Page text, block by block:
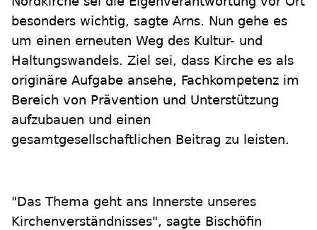
besonders wichtig, sagte Arns. Nun gehe es
um einen erneuten Weg des Kultur- und
Haltungswandels. Ziel sei, dass Kirche es als
originäre Aufgabe ansehe, Fachkompetenz im
Bereich von Prävention und Unterstützung
aufzubauen und einen
gesamtgesellschaftlichen Beitrag zu leisten.
"Das Thema geht ans Innerste unseres
Kirchenverständnisses", sagte Bischöfin